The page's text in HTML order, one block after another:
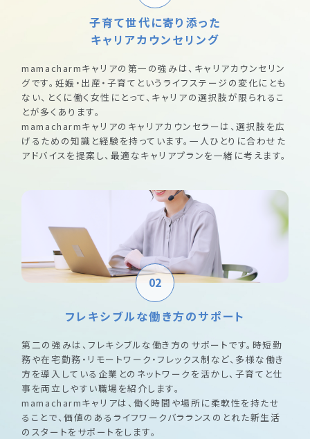
子育て世代に寄り添った
キャリアカウンセリング
mamacharmキャリアの第一の強みは、キャリアカウンセリン
グです。妊娠・出産・子育てというライフステージの変化にとも
ない、とくに働く女性にとって、キャリアの選択肢が限られるこ
とが多くあります。
mamacharmキャリアのキャリアカウンセラーは、選択肢を広
げるための知識と経験を持っています。一人ひとりに合わせた
アドバイスを提案し、最適なキャリアプランを一緒に考えます。
02
フレキシブルな働き方のサポート
第二の強みは、フレキシブルな働き方のサポートです。時短勤
務や在宅勤務・リモートワーク・フレックス制など、多様な働き
方を導入している企業とのネットワークを活かし、子育てと仕
事を両立しやすい職場を紹介します。
mamacharmキャリアは、働く時間や場所に柔軟性を持たせ
ることで、価値のあるライフワークバラランスのとれた新生活
のスタートをサポートをします。